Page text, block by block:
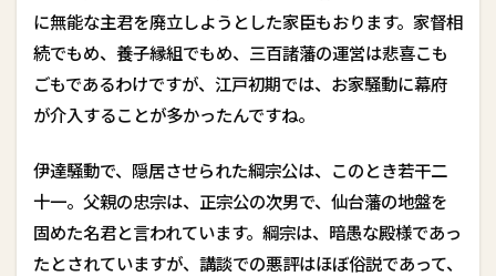
に無能な主君を廃立しようとした家臣もおります。家督相
続でもめ、養子縁組でもめ、三百諸藩の運営は悲喜こも
ごもであるわけですが、江戸初期では、お家騒動に幕府
が介入することが多かったんですね。
伊達騒動で、隠居させられた綱宗公は、このとき若干二
十一。父親の忠宗は、正宗公の次男で、仙台藩の地盤を
固めた名君と言われています。綱宗は、暗愚な殿様であっ
たとされていますが、講談での悪評はほぼ俗説であって、